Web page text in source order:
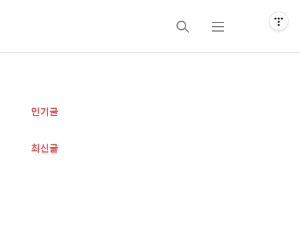
검
메
추
정
인기글
최신글